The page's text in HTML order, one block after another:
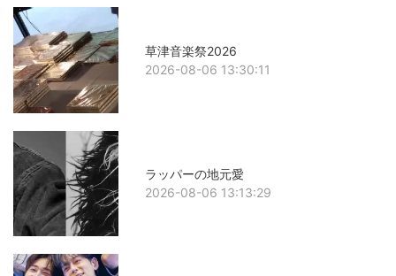
草津音楽祭2026
2026-08-06 13:30:11
ラッパーの地元愛
2026-08-06 13:13:29